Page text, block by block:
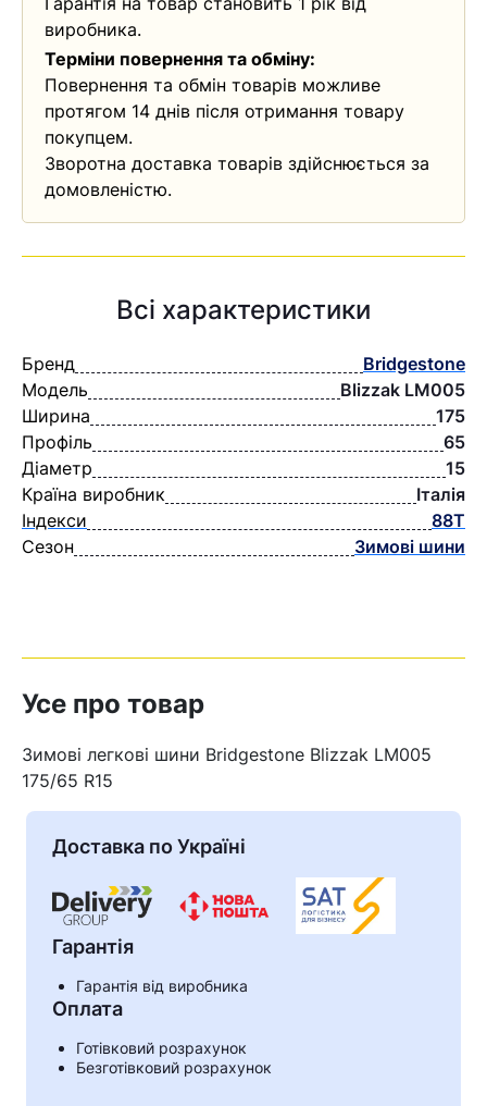
Кошик
У кошику немає товарів.
виробника.
Терміни повернення та обміну:
Повернення та обмін товарів можливе
протягом 14 днів після отримання товару
покупцем.
Зворотна доставка товарів здійснюється за
домовленістю.
Всі характеристики
Бренд
Bridgestone
Модель
Blizzak LM005
Ширина
175
Профіль
65
Діаметр
15
Країна виробник
Італія
Індекси
88T
Сезон
Зимові шини
Усе про товар
Зимові легкові шини Bridgestone Blizzak LM005
175/65 R15
Доставка по Україні
Гарантія
Гарантія від виробника
Оплата
Готівковий розрахунок
Безготівковий розрахунок